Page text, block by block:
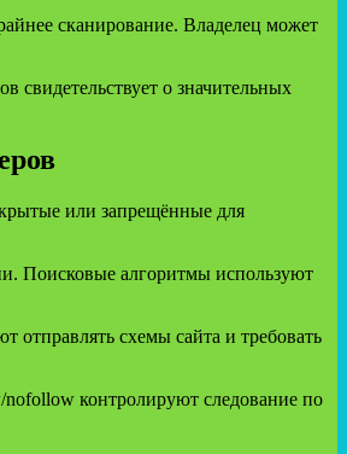
сканирование. Владелец может
свидетельствует о значительных
или запрещённые для
Поисковые алгоритмы используют
отправлять схемы сайта и требовать
nofollow контролируют следование по